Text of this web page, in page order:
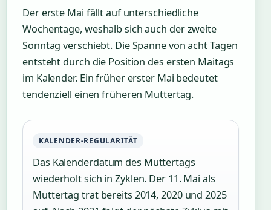
Der erste Mai fällt auf unterschiedliche
Wochentage, weshalb sich auch der zweite
Sonntag verschiebt. Die Spanne von acht Tagen
entsteht durch die Position des ersten Maitags
im Kalender. Ein früher erster Mai bedeutet
tendenziell einen früheren Muttertag.
KALENDER-REGULARITÄT
Das Kalenderdatum des Muttertags
wiederholt sich in Zyklen. Der 11. Mai als
Muttertag trat bereits 2014, 2020 und 2025